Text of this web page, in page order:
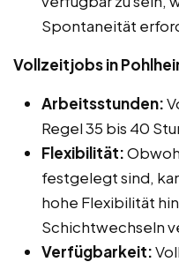
Spontaneität
Vollzeitjobs in
Arbeitsstunden:
Regel 35 bis 40
Flexibilität:
festgelegt sind,
hohe Flexibilität
Schichtwechseln
Verfügbarkeit: